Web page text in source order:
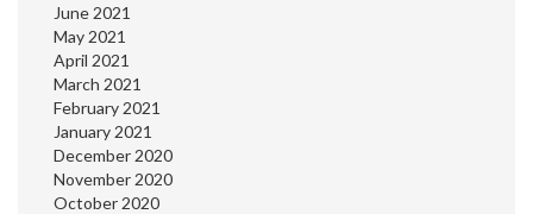
June 2021
May 2021
April 2021
March 2021
February 2021
January 2021
December 2020
November 2020
October 2020